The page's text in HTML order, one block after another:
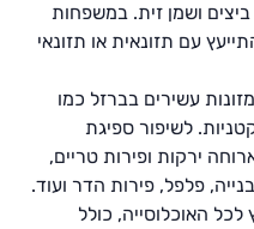
ושמן זית. במשפחות
עם תזונאית או תזונאי
עשירים בברזל כמו
לשיפור ספיגת
ירקות ופירות טריים,
האוכלוסייה, כולל